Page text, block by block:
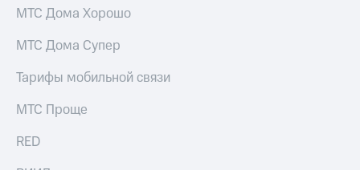
МТС Дома Хорошо
МТС Дома Супер
Тарифы мобильной связи
МТС Проще
RED